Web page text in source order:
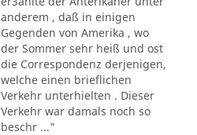
anderem , daß in einigen
Gegenden von Amerika , wo
der Sommer sehr heiß und ost
die Correspondenz derjenigen,
welche einen brieflichen
Verkehr unterhielten . Dieser
Verkehr war damals noch so
beschr ..."